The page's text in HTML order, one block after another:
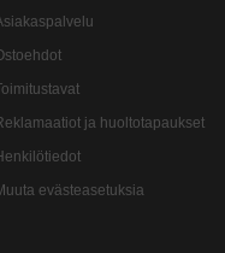
ja huoltotapaukset
evästeasetuksia